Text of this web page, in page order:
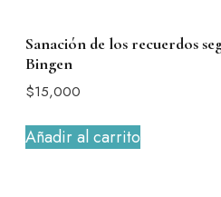
Sanación de los recuerdos
Bingen
$15,000
Añadir al carrito